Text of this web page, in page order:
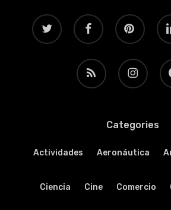
twitter facebook pinterest
RSS instagram
Categories
Actividades Aeronáutica
Ciencia Cine Comercio